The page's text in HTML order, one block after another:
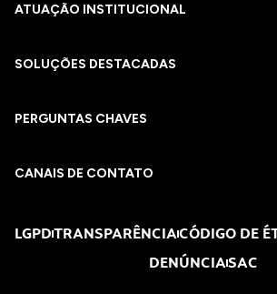
ATUAÇÃO INSTITUCIONAL
SOLUÇÕES DESTACADAS
PERGUNTAS CHAVES​
CANAIS DE CONTATO
LGPDTRANSPARÊNCIACÓDIGO DE
DENÚNCIASAC